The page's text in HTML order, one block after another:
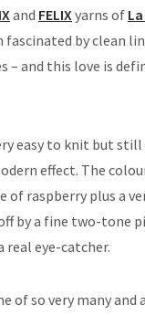
and FELIXyarns of
fascinated by clean
– and this love is
easy to knit but still
effect. The
of raspberry plus a
by a fine two-tone
real eye-catcher.
of so very many and